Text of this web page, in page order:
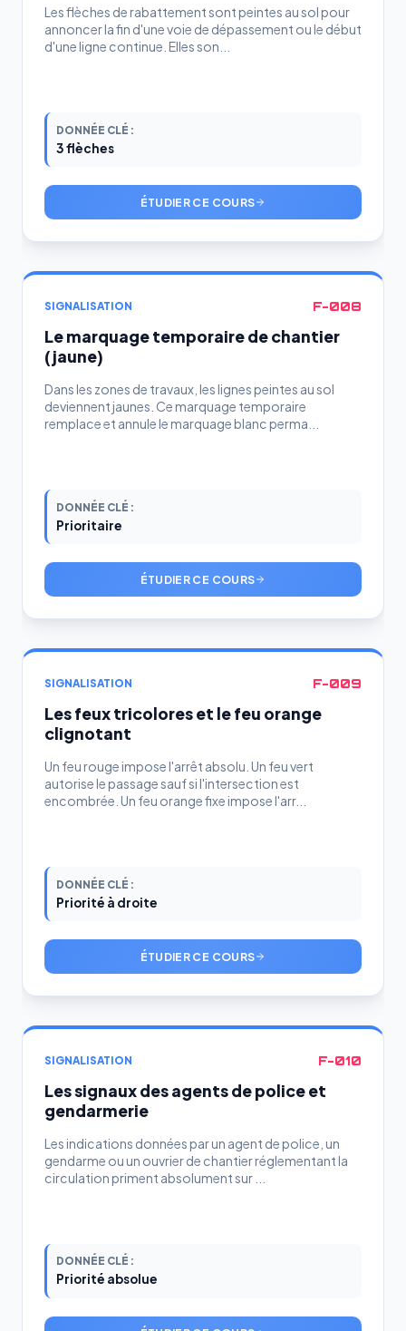
Les flèches de rabattement sont peintes au sol pour
annoncer la fin d'une voie de dépassement ou le début
d'une ligne continue. Elles son...
DONNÉE CLÉ :
3 flèches
ÉTUDIER CE COURS
SIGNALISATION F-008
Le marquage temporaire de chantier
(jaune)
Dans les zones de travaux, les lignes peintes au sol
deviennent jaunes. Ce marquage temporaire
remplace et annule le marquage blanc perma...
DONNÉE CLÉ :
Prioritaire
ÉTUDIER CE COURS
SIGNALISATION F-009
Les feux tricolores et le feu orange
clignotant
Un feu rouge impose l'arrêt absolu. Un feu vert
autorise le passage sauf si l'intersection est
encombrée. Un feu orange fixe impose l'arr...
DONNÉE CLÉ :
Priorité à droite
ÉTUDIER CE COURS
SIGNALISATION F-010
Les signaux des agents de police et
gendarmerie
Les indications données par un agent de police, un
gendarme ou un ouvrier de chantier réglementant la
circulation priment absolument sur ...
DONNÉE CLÉ :
Priorité absolue